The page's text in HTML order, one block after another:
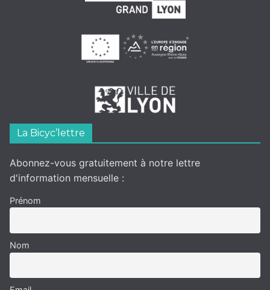
La Bicyc’lettre
Abonnez-vous gratuitement à notre lettre
d'information mensuelle :
Prénom
Nom